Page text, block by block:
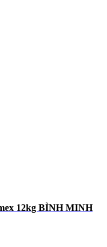
12kg BÌNH MINH